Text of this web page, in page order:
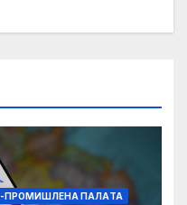
ПРОМИШЛЕНА ПАЛAТА